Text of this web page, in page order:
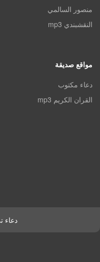
منصور السالمي
النقشبندي mp3
مواقع صديقة
دعاء مكتوب
القران الكريم mp3
دعاء